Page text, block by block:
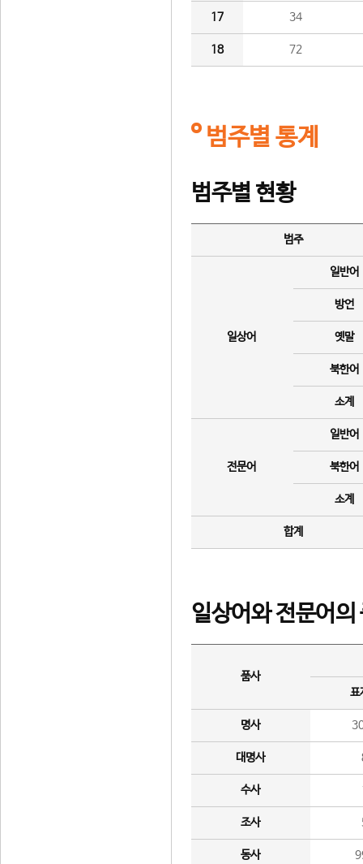
17 34
18 72
범주별 통계
범주별 현황
범주
일상어
일반어
방언
옛말
북한어
소계
전문어
일반어
북한어
소계
합계
일상어와 전문어의
품사
표
명사
대명사
수사
조사
동사